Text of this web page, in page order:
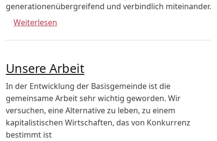
generationenübergreifend und verbindlich miteinander.
Weiterlesen
Unsere Arbeit
In der Entwicklung der Basisgemeinde ist die
gemeinsame Arbeit sehr wichtig geworden. Wir
versuchen, eine Alternative zu leben, zu einem
kapitalistischen Wirtschaften, das von Konkurrenz
bestimmt ist